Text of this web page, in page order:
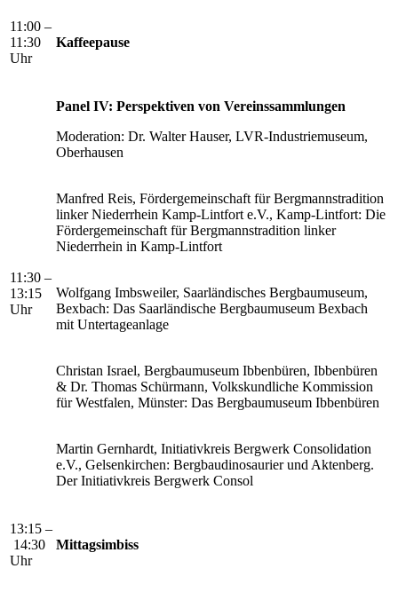
11:00 –
11:30
Uhr
Kaffeepause
11:30 –
13:15
Uhr
Panel IV: Perspektiven von Vereinssammlungen
Moderation: Dr. Walter Hauser, LVR-Industriemuseum,
Oberhausen
Manfred Reis, Fördergemeinschaft für Bergmannstradition
linker Niederrhein Kamp-Lintfort e.V., Kamp-Lintfort: Die
Fördergemeinschaft für Bergmannstradition linker
Niederrhein in Kamp-Lintfort
Wolfgang Imbsweiler, Saarländisches Bergbaumuseum,
Bexbach: Das Saarländische Bergbaumuseum Bexbach
mit Untertageanlage
Christan Israel, Bergbaumuseum Ibbenbüren, Ibbenbüren
& Dr. Thomas Schürmann, Volkskundliche Kommission
für Westfalen, Münster: Das Bergbaumuseum Ibbenbüren
Martin Gernhardt, Initiativkreis Bergwerk Consolidation
e.V., Gelsenkirchen: Bergbaudinosaurier und Aktenberg.
Der Initiativkreis Bergwerk Consol
13:15 –
14:30
Uhr
Mittagsimbiss